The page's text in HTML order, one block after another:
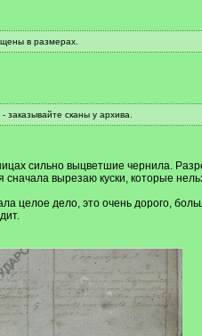
в размерах.
заказывайте сканы у архива.
сильно выцветшие чернила.
сначала вырезаю куски, которые
целое дело, это очень дорого,